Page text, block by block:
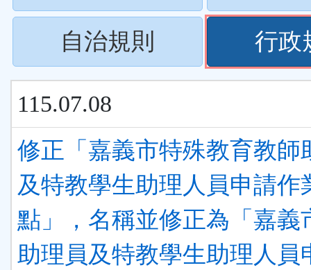
按
下
ENTER
查
看
清
單)
自治規則
按
ENTER
查
看
清
行政
115.07.08
修正「嘉義市特殊教育教師
及特教學生助理人員申請作
點」，名稱並修正為「嘉義
助理員及特教學生助理人員